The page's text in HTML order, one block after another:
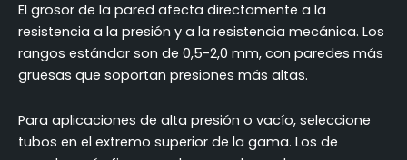
El grosor de la pared afecta directamente a la
resistencia a la presión y a la resistencia mecánica. Los
rangos estándar son de 0,5-2,0 mm, con paredes más
gruesas que soportan presiones más altas.
Para aplicaciones de alta presión o vacío, seleccione
tubos en el extremo superior de la gama. Los de